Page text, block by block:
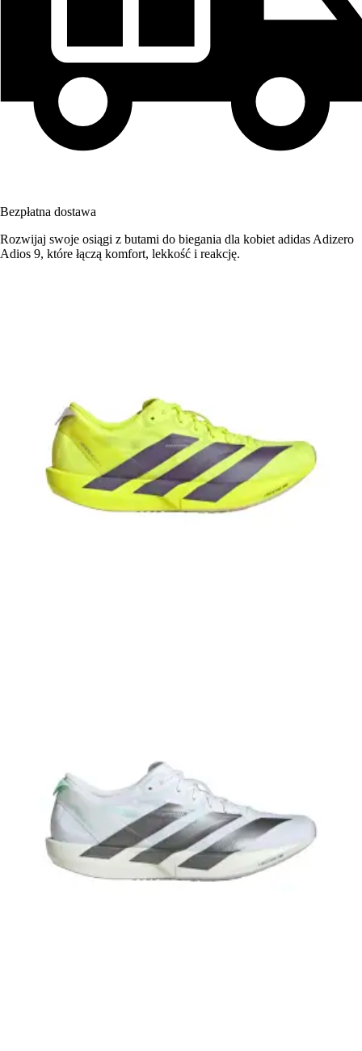
Bezpłatna dostawa
Rozwijaj swoje osiągi z butami do biegania dla kobiet adidas Adizero
Adios 9, które łączą komfort, lekkość i reakcję.